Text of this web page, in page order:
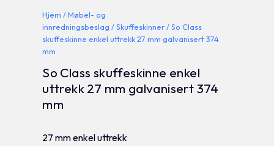
Hjem /Møbel- og
innredningsbeslag /Skuffeskinner/ So Class
skuffeskinne enkel uttrekk 27 mm galvanisert 374
mm
So Class skuffeskinne enkel
uttrekk 27 mm galvanisert 374
mm
27 mm enkel uttrekk